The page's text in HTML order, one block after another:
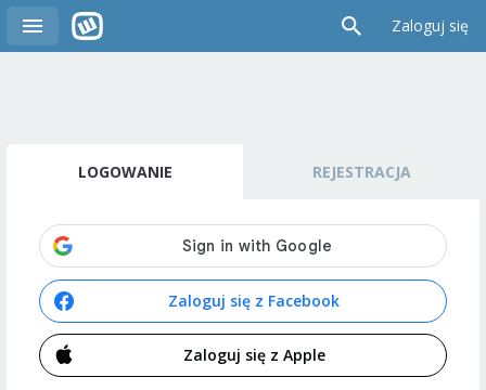
Zaloguj się
LOGOWANIE REJESTRACJA
Zaloguj się z Facebook
Zaloguj się z Apple